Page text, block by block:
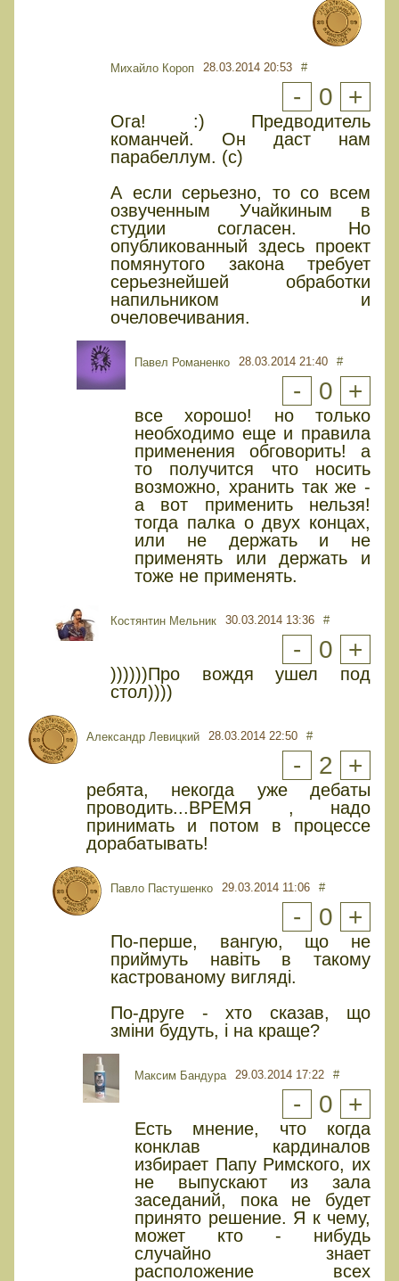
Михайло Короп 28.03.2014 20:53 #
- 0 +
Ога! :) Предводитель
команчей. Он даст нам
парабеллум. (с)
А если серьезно, то со всем
озвученным Учайкиным в
студии согласен. Но
опубликованный здесь проект
помянутого закона требует
серьезнейшей обработки
напильником и
очеловечивания.
Павел Романенко 28.03.2014 21:40 #
- 0 +
все хорошо! но только
необходимо еще и правила
применения обговорить! а
то получится что носить
возможно, хранить так же -
а вот применить нельзя!
тогда палка о двух концах,
или не держать и не
применять или держать и
тоже не применять.
Костянтин Мельник 30.03.2014 13:36 #
- 0 +
))))))Про вождя ушел под
стол))))
Александр Левицкий 28.03.2014 22:50 #
- 2 +
ребята, некогда уже дебаты
проводить...ВРЕМЯ , надо
принимать и потом в процессе
дорабатывать!
Павло Пастушенко 29.03.2014 11:06 #
- 0 +
По-перше, вангую, що не
приймуть навіть в такому
кастрованому вигляді.
По-друге - хто сказав, що
зміни будуть, і на краще?
Максим Бандура 29.03.2014 17:22 #
- 0 +
Есть мнение, что когда
конклав кардиналов
избирает Папу Римского, их
не выпускают из зала
заседаний, пока не будет
принято решение. Я к чему,
может кто - нибудь
случайно знает
расположение всех